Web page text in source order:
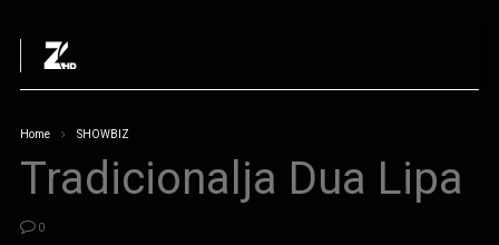
Home SHOWBIZ
Tradicionalja Dua Lipa
0